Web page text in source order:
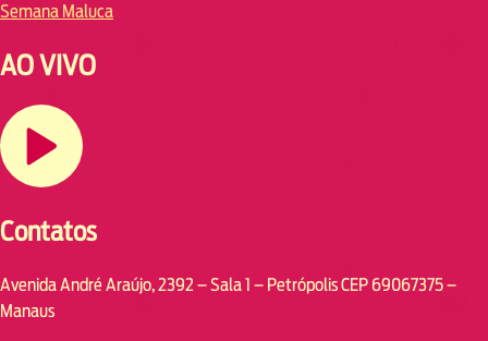
Semana Maluca
AO VIVO
Contatos
Avenida André Araújo, 2392 – Sala 1 – Petrópolis CEP 69067375 –
Manaus